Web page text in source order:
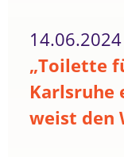
14.06.2024
„Toilette
Karlsruhe
weist den